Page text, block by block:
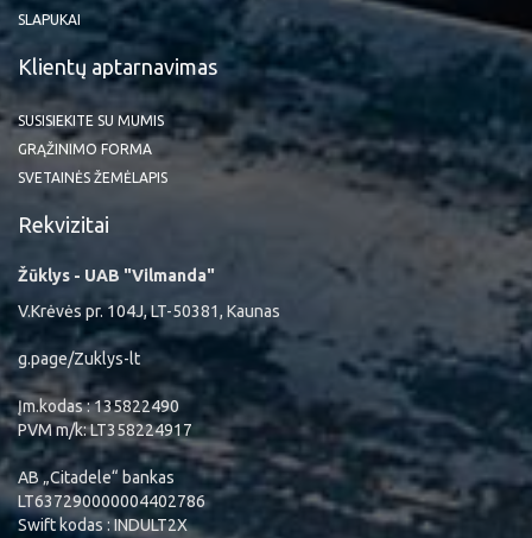
SLAPUKAI
Klientų aptarnavimas
SUSISIEKITE SU MUMIS
GRĄŽINIMO FORMA
SVETAINĖS ŽEMĖLAPIS
Rekvizitai
Žūklys - UAB "Vilmanda"
V.Krėvės pr. 104J, LT-50381, Kaunas
g.page/Zuklys-lt
Įm.kodas : 135822490
PVM m/k: LT358224917
AB „Citadele“ bankas
LT637290000004402786
Swift kodas : INDULT2X